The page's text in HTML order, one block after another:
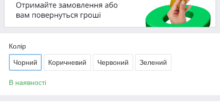
Колір
Чорний Коричневий Червоний Зелений
В наявності